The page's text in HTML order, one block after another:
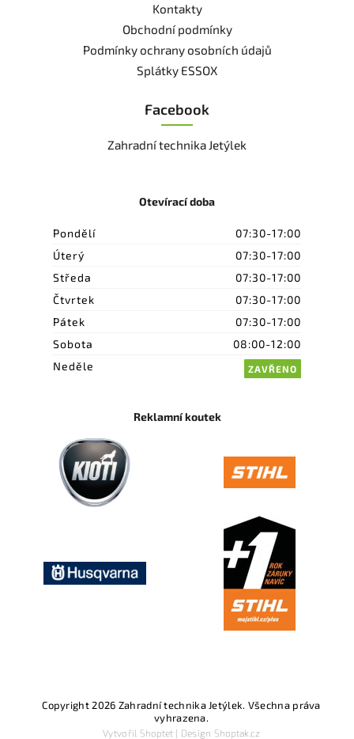
Kontakty
Obchodní podmínky
Podmínky ochrany osobních údajů
Splátky ESSOX
Facebook
Zahradní technika Jetýlek
Otevírací doba
Pondělí
07:30-17:00
Úterý
07:30-17:00
Středa
07:30-17:00
Čtvrtek
07:30-17:00
Pátek
07:30-17:00
Sobota
08:00-12:00
Neděle
ZAVŘENO
Reklamní koutek
Copyright 2026 Zahradní technika Jetýlek. Všechna práva
vyhrazena.
Vytvořil Shoptet| Design Shoptak.cz